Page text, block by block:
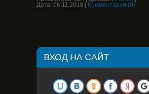
Дата: 06.11.2018 | Комментарии (0)
ВХОД НА САЙТ